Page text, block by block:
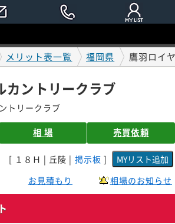
メリット表一覧 福岡県 鷹羽ロイ
カントリークラブ
トリークラブ
相 場 売買依頼
[ １８Ｈ | 丘陵 | 掲示板 ]
お見積もり
相場のお知らせ